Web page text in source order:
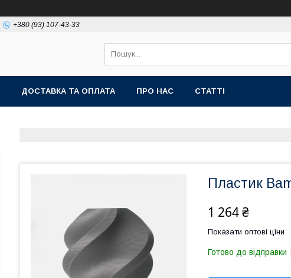
+380 (93) 107-43-33
ДОСТАВКА ТА ОПЛАТА ПРО НАС СТАТТІ
Пластик
1 264 ₴
Показати оптові ціни
Готово до відправки